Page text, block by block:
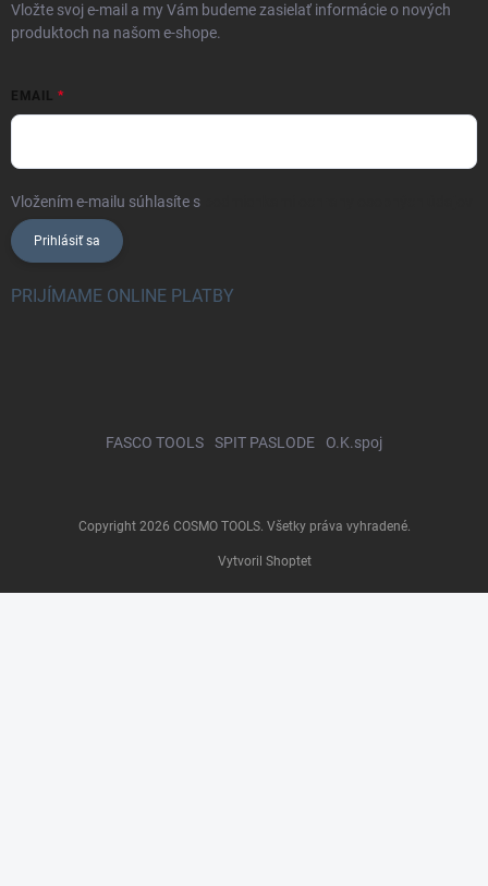
Vložte svoj e-mail a my Vám budeme zasielať informácie o nových
produktoch na našom e-shope.
EMAIL
Vložením e-mailu súhlasíte s
Prihlásiť sa
PRIJÍMAME ONLINE PLATBY
FASCO TOOLS SPIT PASLODE O.K.spoj
Vytvoril Shoptet
Copyright 2026 COSMO TOOLS. Všetky práva vyhradené.